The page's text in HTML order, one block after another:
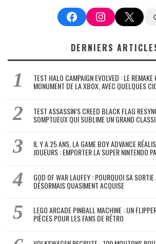
FacebookInstagram
X
DERNIERS
TEST HALO CAMPAIGN EVOLVED : LE
MONUMENT DE LA XBOX, AVEC QUELQUES
TEST ASSASSIN’S CREED BLACK FLAG
SOMPTUEUX QUI SUBLIME UN GRAND
IL Y A 25 ANS, LA GAME BOY ADVANCE
JOUEURS : EMPORTER LA SUPER NINTENDO
GOD OF WAR LAUFEY : POURQUOI SA
DÉSORMAIS QUASIMENT ACQUISE
LEGO ARCADE PINBALL MACHINE : UN
PIÈCES POUR LES FANS DE RÉTRO